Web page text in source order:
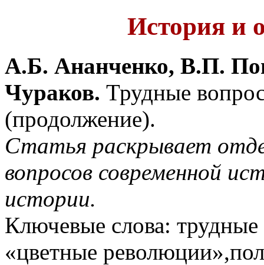
История и
А.Б. Ананченко, В.П.
Чураков. Трудные
(продолжение).
Статья раскрывает
вопросов современной
истории.
Ключевые слова:
«цветные